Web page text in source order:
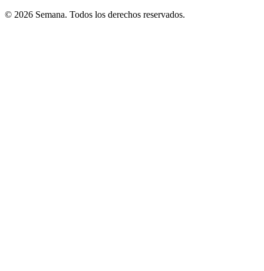
© 2026 Semana. Todos los derechos reservados.